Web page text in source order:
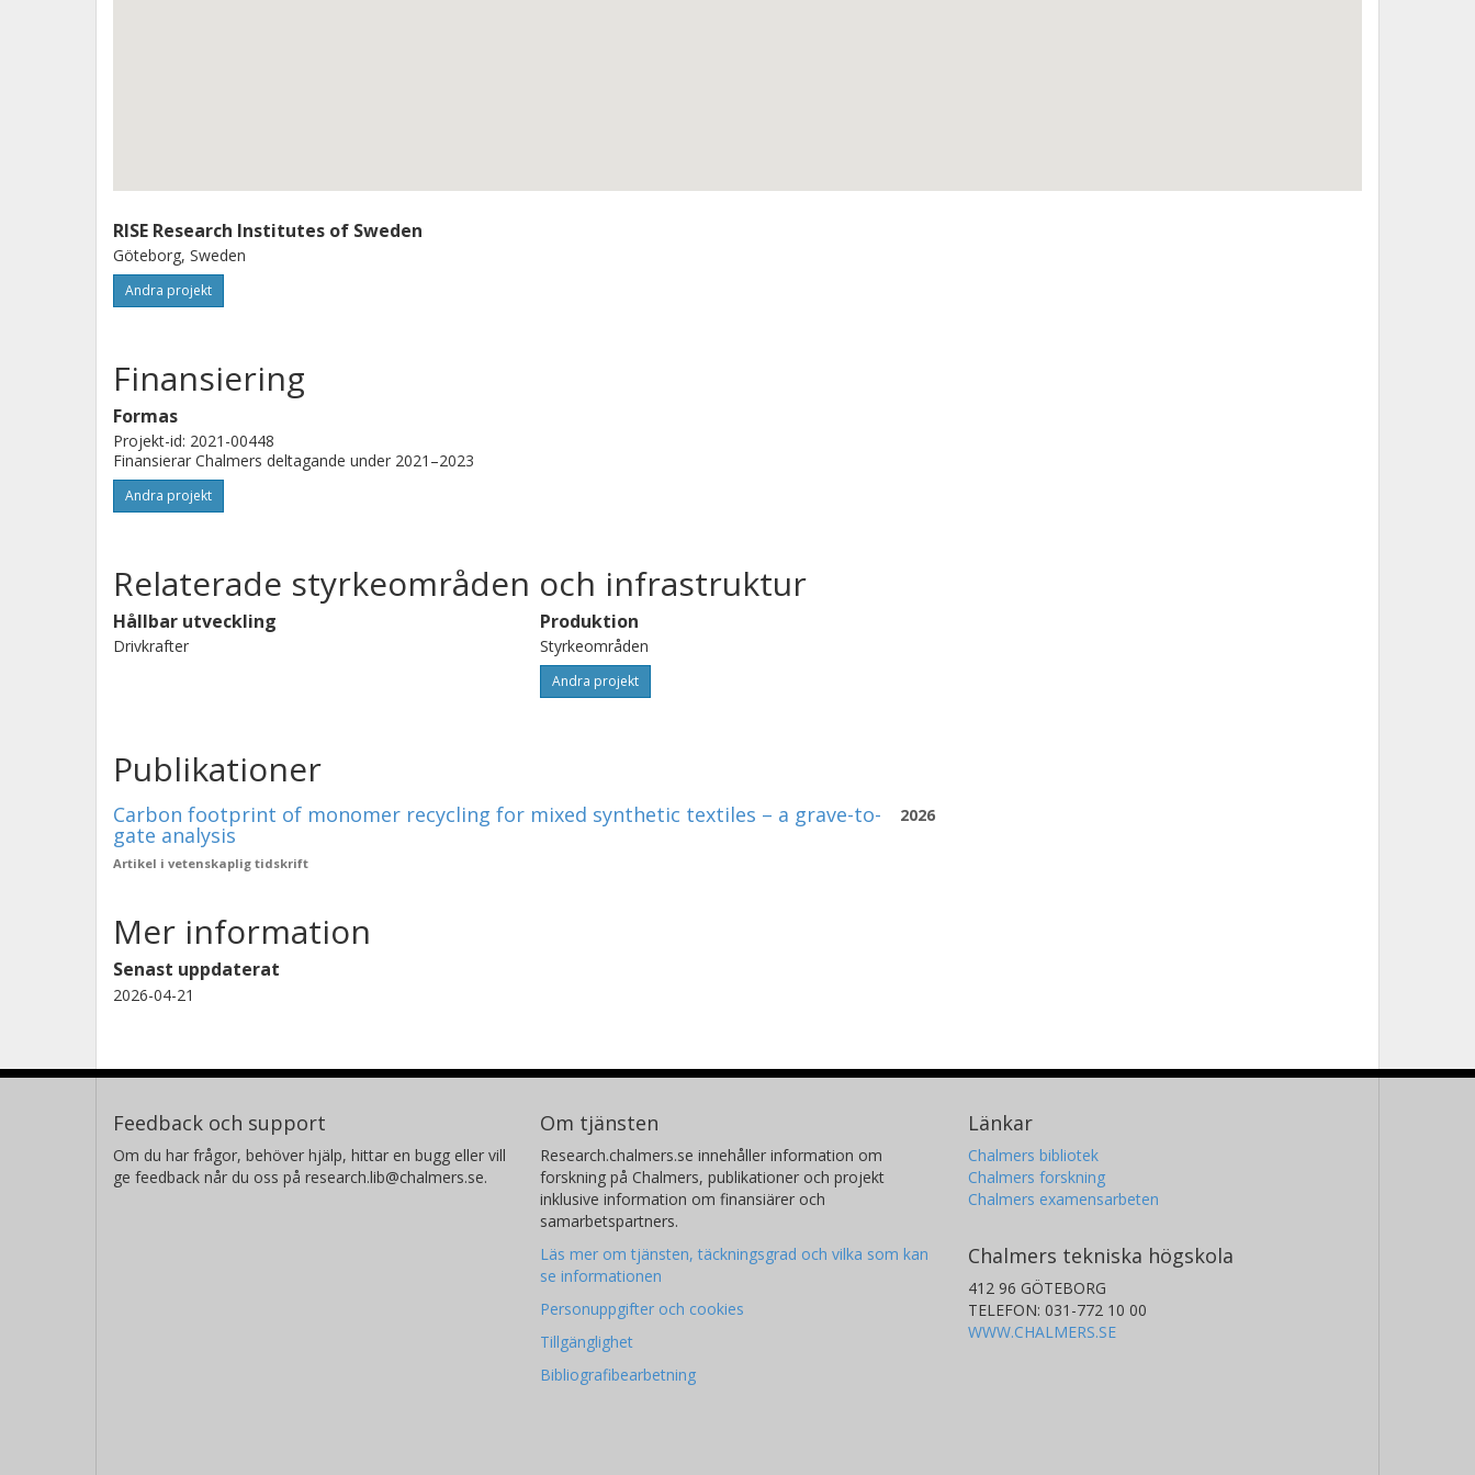
RISE Research Institutes of Sweden
Göteborg, Sweden
Andra projekt
Finansiering
Formas
Projekt-id: 2021-00448
Finansierar Chalmers deltagande under 2021–2023
Andra projekt
Relaterade styrkeområden och infrastruktur
Hållbar utveckling
Drivkrafter
Produktion
Styrkeområden
Andra projekt
Publikationer
2026
Carbon footprint of monomer recycling for mixed synthetic textiles – a grave-to-
gate analysis
Artikel i vetenskaplig tidskrift
Mer information
Senast uppdaterat
2026-04-21
Feedback och support
Om du har frågor, behöver hjälp, hittar en bugg eller vill
ge feedback når du oss på research.lib@chalmers.se.
Om tjänsten
Research.chalmers.se innehåller information om
forskning på Chalmers, publikationer och projekt
inklusive information om finansiärer och
samarbetspartners.
Läs mer om tjänsten, täckningsgrad och vilka som kan
se informationen
Personuppgifter och cookies
Tillgänglighet
Bibliografibearbetning
Länkar
Chalmers bibliotek
Chalmers forskning
Chalmers examensarbeten
Chalmers tekniska högskola
412 96 GÖTEBORG
TELEFON: 031-772 10 00
WWW.CHALMERS.SE